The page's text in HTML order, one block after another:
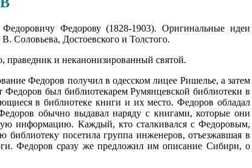
Федорову (1828-1903). Оригинальные идеи
Соловьева, Достоевского и Толстого.
праведник и неканонизированный святой.
Федоров получил в одесском лицее Ришелье, а затем
был библиотекарем Румянцевской библиотеки в
в библиотеке книги и их место. Федоров обладал
обычно выдавал наряду с книгами, которые они
информацию. Каждый, кто сталкивался с Федоровым,
посетила группа инженеров, отъезжавшая в
Федоров сразу же предложил им описание Сибири, о